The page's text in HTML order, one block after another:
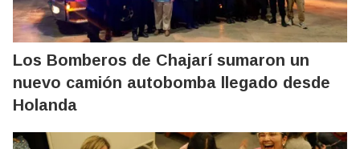
Los Bomberos de Chajarí sumaron un
nuevo camión autobomba llegado desde
Holanda